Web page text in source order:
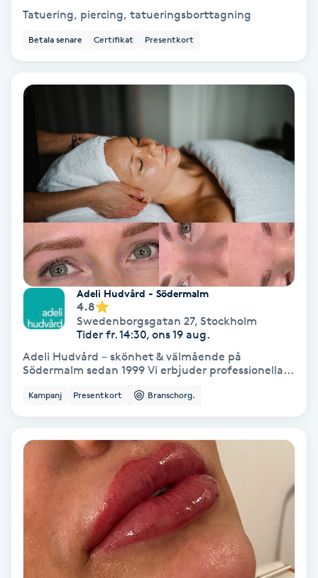
Damklippning
Dermapen
Enzympeeling
Extensions
Extensions borttagning
Eyeliner-tatuering
Face framing
Faceliftmassage
Fet hårbotten
Fettreducering
Fibromassage
Fillers
Tatuering, piercing, tatueringsborttagning
Betala senare Certifikat Presentkort
Adeli Hudvård - Södermalm
4.8
Swedenborgsgatan 27, Stockholm
Tider fr. 14:30, ons 19 aug.
Adeli Hudvård – skönhet & välmående på
Södermalm sedan 1999 Vi erbjuder professionella...
Kampanj Presentkort Branschorg.